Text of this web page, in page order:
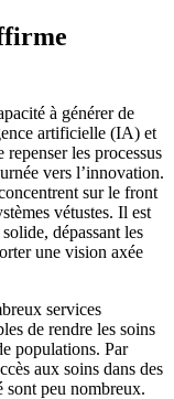
à générer de
artificielle (IA) et
les processus
vers l’innovation.
sur le front
vétustes. Il est
dépassant les
une vision axée
services
de rendre les soins
populations. Par
aux soins dans des
sont peu nombreux.